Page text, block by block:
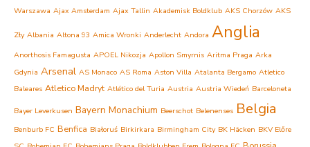
Warszawa Ajax Amsterdam Ajax Tallin Akademisk Boldklub AKS Chorzów AKS
Zły Albania Altona 93 Amica Wronki Anderlecht Andora Anglia
Anorthosis Famagusta APOEL Nikozja Apollon Smyrnis Aritma Praga Arka
Gdynia Arsenal AS Monaco AS Roma Aston Villa Atalanta Bergamo Atletico
Baleares Atletico Madryt Atlético del Turia Austria Austria Wiedeń Barceloneta
Bayer Leverkusen Bayern Monachium Beerschot Belenenses Belgia
Benburb FC Benfica Białoruś Birkirkara Birmingham City BK Häcken BKV Előre